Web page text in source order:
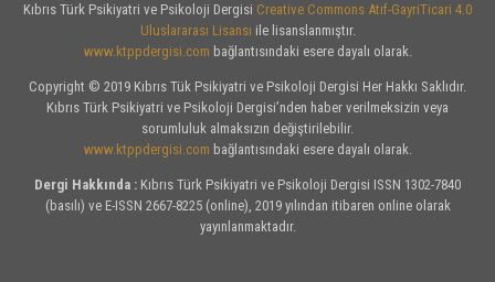
Kıbrıs Türk Psikiyatri ve Psikoloji Dergisi Creative Commons Atıf-GayriTicari 4.0
Uluslararası Lisansı ile lisanslanmıştır.
www.ktppdergisi.com bağlantısındaki esere dayalı olarak.
Copyright © 2019 Kıbrıs Tük Psikiyatri ve Psikoloji Dergisi Her Hakkı Saklıdır.
Kıbrıs Türk Psikiyatri ve Psikoloji Dergisi’nden haber verilmeksizin veya
sorumluluk almaksızın değiştirilebilir.
www.ktppdergisi.com bağlantısındaki esere dayalı olarak.
Dergi Hakkında : Kıbrıs Türk Psikiyatri ve Psikoloji Dergisi ISSN 1302-7840
(basılı) ve E-ISSN 2667-8225 (online), 2019 yılından itibaren online olarak
yayınlanmaktadır.